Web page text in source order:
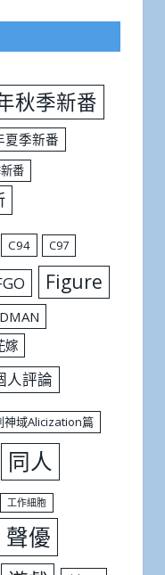
秋季新番
夏季新番
番
C94 C97
Figure
嫁
人評論
神域Alicization篇
同人
工作細胞
聲優